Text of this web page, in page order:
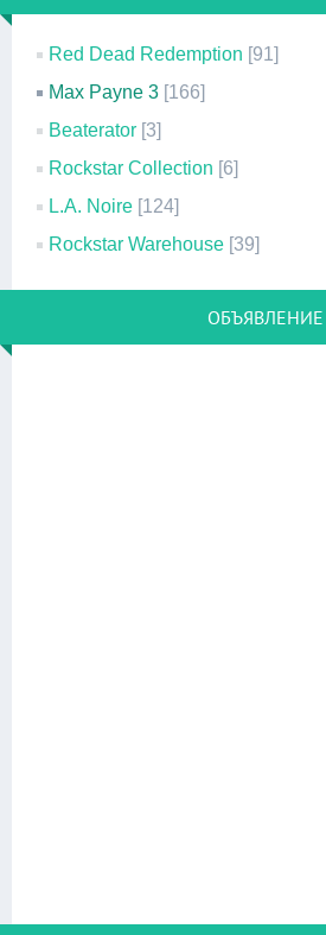
Red Dead Redemption [91]
Max Payne 3 [166]
Beaterator [3]
Rockstar Collection [6]
L.A. Noire [124]
Rockstar Warehouse [39]
ОБЪЯВЛЕНИЕ